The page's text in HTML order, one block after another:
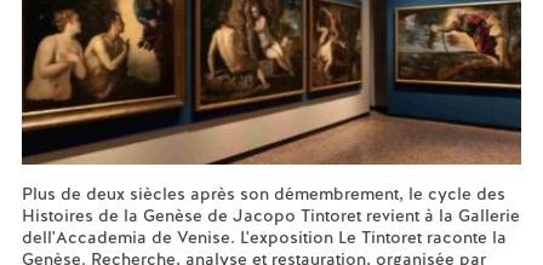
Plus de deux siècles après son démembrement, le cycle des
Histoires de la Genèse de Jacopo Tintoret revient à la Gallerie
dell'Accademia de Venise. L'exposition Le Tintoret raconte la
Genèse. Recherche, analyse et restauration, organisée par